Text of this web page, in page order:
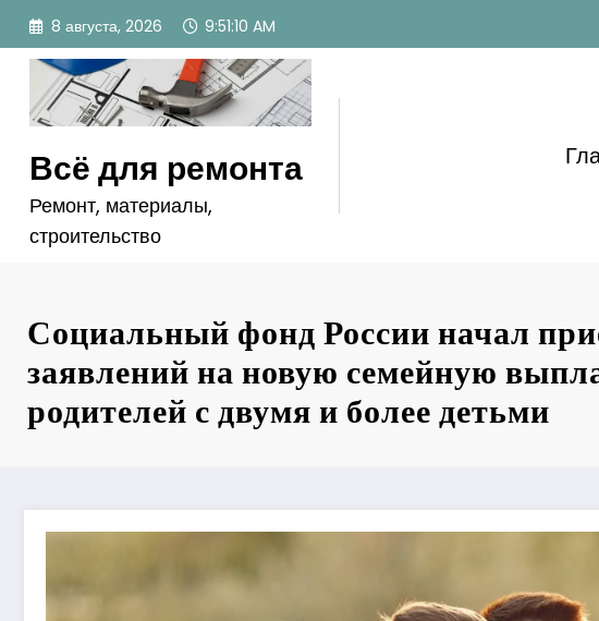
Перейти
содержимому
8 августа, 2026 9:51:12 AM
Всё для ремонта
Ремонт, материалы,
строительство
Социальный фонд России начал
заявлений на новую семейную
родителей с двумя и более детьми